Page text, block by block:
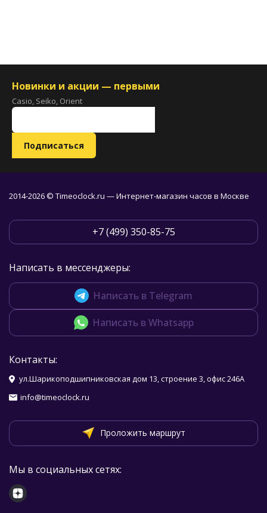
Новинки и акции — первыми
Casio, Seiko, Orient
2014-2026 © Timeoclock.ru — Интернет-магазин часов в Москве
+7 (499) 350-85-75
Написать в мессенджеры:
Написать в Telegram
Написать в Whatsapp
Контакты:
ул.Шарикоподшипниковская дом 13, строение 3, офис 246А
info@timeoclock.ru
Проложить маршрут
Мы в социальных сетях: